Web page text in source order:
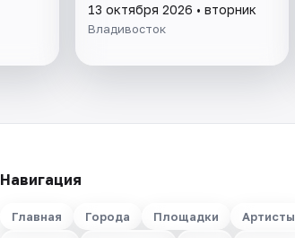
13 октября 2026 • вторник
Владивосток
Навигация
Главная Города Площадки
Артисты